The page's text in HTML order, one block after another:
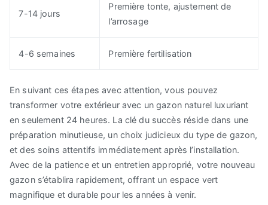
7-14 jours
Première tonte, ajustement de
l’arrosage
4-6 semaines Première fertilisation
En suivant ces étapes avec attention, vous pouvez
transformer votre extérieur avec un gazon naturel luxuriant
en seulement 24 heures. La clé du succès réside dans une
préparation minutieuse, un choix judicieux du type de gazon,
et des soins attentifs immédiatement après l’installation.
Avec de la patience et un entretien approprié, votre nouveau
gazon s’établira rapidement, offrant un espace vert
magnifique et durable pour les années à venir.